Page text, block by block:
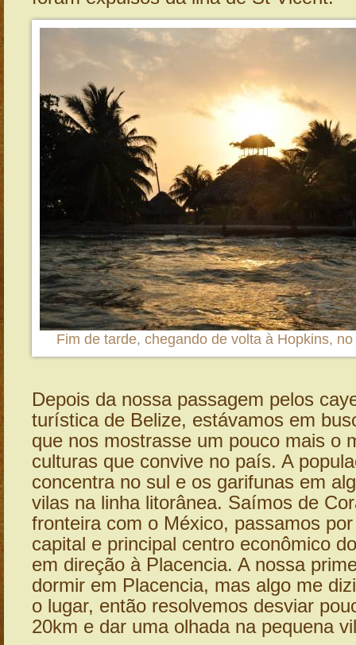
Fim de tarde, chegando de volta à Hopkins,
Depois da nossa passagem pelos
turística de Belize, estávamos em
que nos mostrasse um pouco mais o
culturas que convive no país. A
concentra no sul e os garifunas em
vilas na linha litorânea. Saímos de
fronteira com o México, passamos
capital e principal centro econômico
em direção à Placencia. A nossa
dormir em Placencia, mas algo me
o lugar, então resolvemos desviar
20km e dar uma olhada na pequena